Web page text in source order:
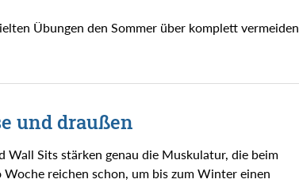
Übungen den Sommer über komplett vermeiden
und draußen
Wall Sits stärken genau die Muskulatur, die beim
reichen schon, um bis zum Winter einen